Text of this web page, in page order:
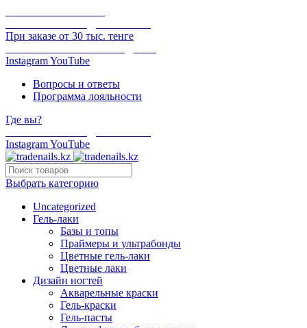
При заказе от 30 тыс. тенге
InstagramYouTube
Вопросы и ответы
Программа лояльности
Где вы?
InstagramYouTube
Выбрать категорию
Uncategorized
Гель-лаки
Базы и топы
Праймеры и ультрабонды
Цветные гель-лаки
Цветные лаки
Дизайн ногтей
Акварельные краски
Гель-краски
Гель-пасты